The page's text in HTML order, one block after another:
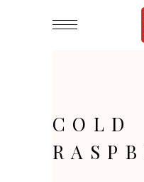
COLD